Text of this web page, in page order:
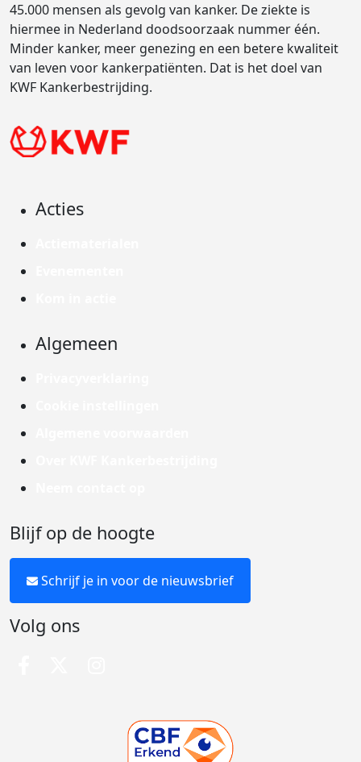
45.000 mensen als gevolg van kanker. De ziekte is
hiermee in Nederland doodsoorzaak nummer één.
Minder kanker, meer genezing en een betere kwaliteit
van leven voor kankerpatiënten. Dat is het doel van
KWF Kankerbestrijding.
Acties
Algemeen
Blijf op de hoogte
Schrijf je in voor de nieuwsbrief
Volg ons